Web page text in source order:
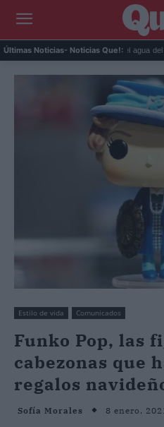
Últimas Noticias- Noticias Que!:
para reutilizar el agua del aire ...
Estilo de vida Comunicados
Funko Pop, las
cabezonas que
regalos
Sofía Morales 8 enero,